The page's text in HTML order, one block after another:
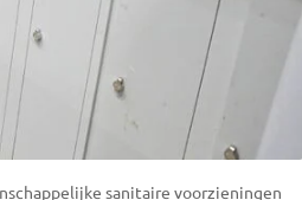
sanitaire voorzieningen